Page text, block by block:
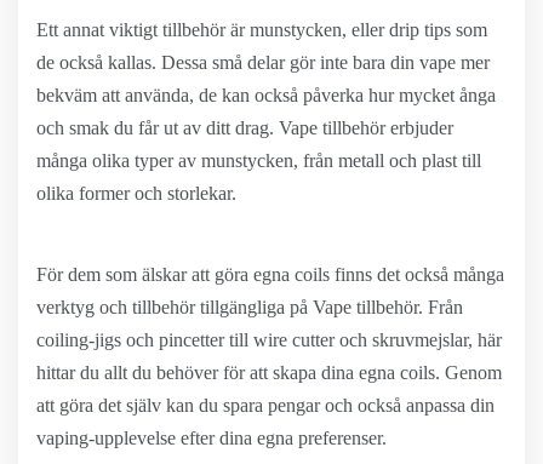
Ett annat viktigt tillbehör är munstycken, eller drip tips som
de också kallas. Dessa små delar gör inte bara din vape mer
bekväm att använda, de kan också påverka hur mycket ånga
och smak du får ut av ditt drag. Vape tillbehör erbjuder
många olika typer av munstycken, från metall och plast till
olika former och storlekar.
För dem som älskar att göra egna coils finns det också många
verktyg och tillbehör tillgängliga på Vape tillbehör. Från
coiling-jigs och pincetter till wire cutter och skruvmejslar, här
hittar du allt du behöver för att skapa dina egna coils. Genom
att göra det själv kan du spara pengar och också anpassa din
vaping-upplevelse efter dina egna preferenser.